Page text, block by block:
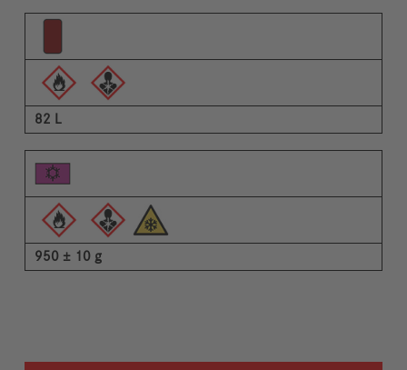
82 L
950 ± 10 g